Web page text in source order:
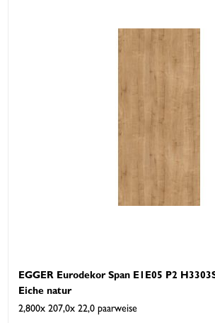
EGGER Eurodekor Span E1E05 P2
Eiche natur
2,800x 207,0x 22,0 paarweise